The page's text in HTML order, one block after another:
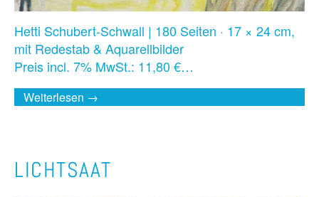
Hetti Schubert-Schwall | 180 Seiten · 17 × 24 cm,
mit Redestab & Aquarellbilder
Preis incl. 7% MwSt.: 11,80 €…
Weiterlesen →
LICHTSAAT